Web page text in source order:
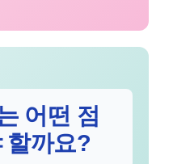
어떤 점
할까요?